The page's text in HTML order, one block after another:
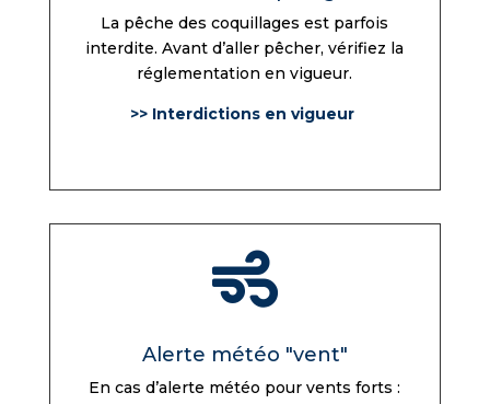
La pêche des coquillages est parfois
interdite. Avant d’aller pêcher, vérifiez la
réglementation en vigueur.
>> Interdictions en vigueur

Alerte météo "vent"
En cas d’alerte météo pour vents forts :